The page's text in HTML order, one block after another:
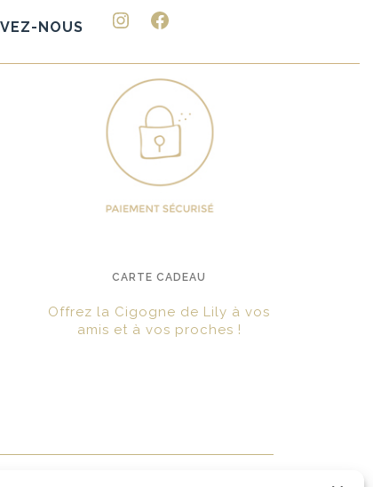
Instagram Facebook
CARTE CADEAU
Offrez la Cigogne de Lily à vos
amis et à vos proches !